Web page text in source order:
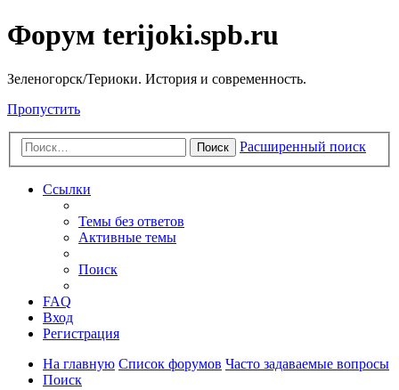
Форум terijoki.spb.ru
Зеленогорск/Териоки. История и современность.
Пропустить
Поиск Расширенный поиск
Ссылки
Темы без ответов
Активные темы
Поиск
FAQ
Вход
Регистрация
На главную Список форумов Часто задаваемые вопросы
Поиск